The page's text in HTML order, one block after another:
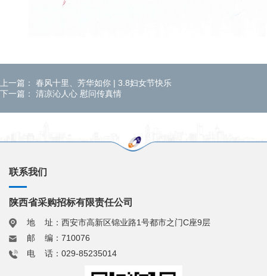
上一篇： 春风十里、芳华如你 | 3.8妇女节快乐
下一篇： 清凉沁人心 慰问传真情
联系我们
陕西省采购招标有限责任公司
地 址：西安市高新区锦业路1号都市之门C座9层
邮 编：710076
电 话：029-85235014